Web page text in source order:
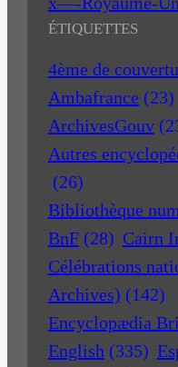
ÉTIQUETTES
4ème de
Ambafrance (23)
ArchivesGouv
Autres
(26)
Bibliothèque
BnF (28) Cairn
Célébrations
Archives) (142)
Encyclopædia
English (335)